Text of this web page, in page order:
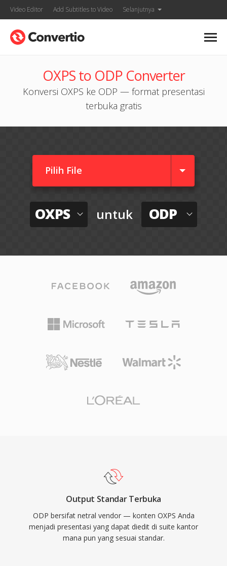
Video Editor Add Subtitles to Video Selanjutnya
OXPS to ODP Converter
Konversi OXPS ke ODP — format presentasi
terbuka gratis
Pilih File
OXPS untuk ODP
Output Standar Terbuka
ODP bersifat netral vendor — konten OXPS Anda
menjadi presentasi yang dapat diedit di suite kantor
mana pun yang sesuai standar.